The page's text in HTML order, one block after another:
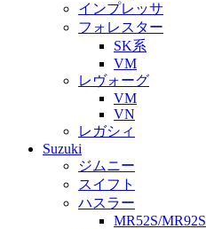
インプレッサ
フォレスター
SK系
VM
レヴォーグ
VM
VN
レガシィ
Suzuki
ジムニー
スイフト
ハスラー
MR52S/MR92S